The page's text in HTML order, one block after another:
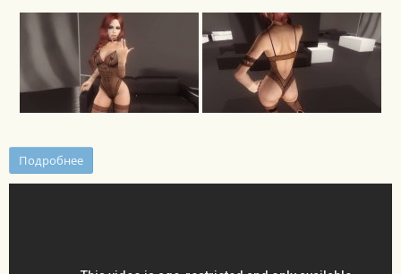
Подробнее